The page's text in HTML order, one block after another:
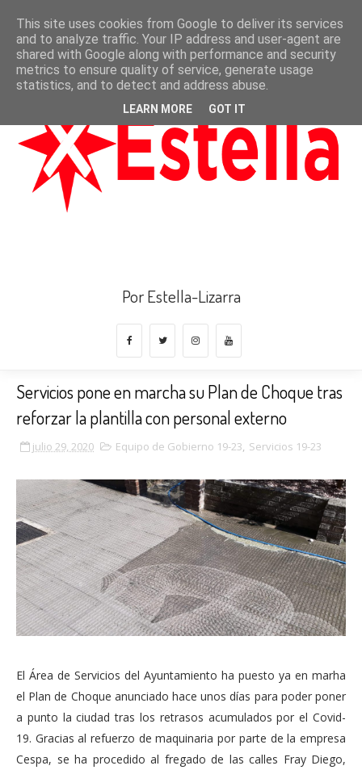
Por Estella-Lizarra
Servicios pone en marcha su Plan de Choque tras
reforzar la plantilla con personal externo
julio 29, 2020 Equipo de Gobierno 19-23, Servicios 19-23
El Área de Servicios del Ayuntamiento ha puesto ya en marha
el Plan de Choque anunciado hace unos días para poder poner
a punto la ciudad tras los retrasos acumulados por el Covid-
19. Gracias al refuerzo de maquinaria por parte de la empresa
Cespa, se ha procedido al fregado de las calles Fray Diego,
This site uses cookies from Google to deliver its services
and to analyze traffic. Your IP address and user-agent are
shared with Google along with performance and security
metrics to ensure quality of service, generate usage
statistics, and to detect and address abuse.
LEARN MORE GOT IT